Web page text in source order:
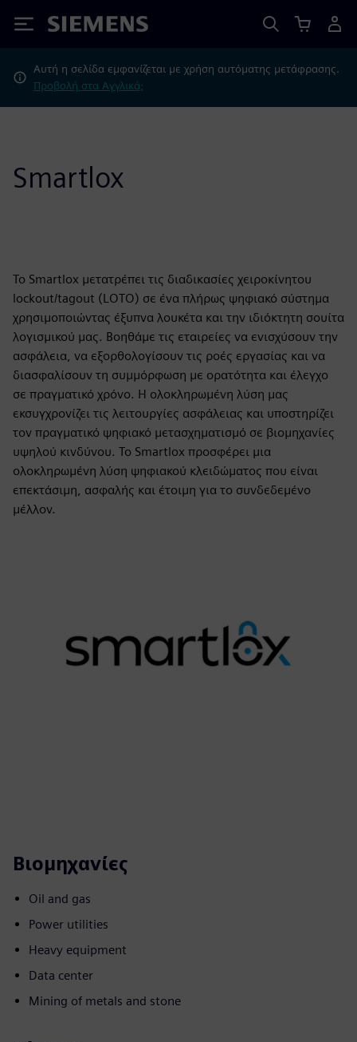
Siemens
Αυτή η σελίδα εμφανίζεται με χρήση αυτόματης μετάφρασης.
Προβολή στα Αγγλικά;
Smartlox
Το Smartlox μετατρέπει τις διαδικασίες χειροκίνητου
lockout/tagout (LOTO) σε ένα πλήρως ψηφιακό σύστημα
χρησιμοποιώντας έξυπνα λουκέτα και την ιδιόκτητη σουίτα
λογισμικού μας. Βοηθάμε τις εταιρείες να ενισχύσουν την
ασφάλεια, να εξορθολογίσουν τις ροές εργασίας και να
διασφαλίσουν τη συμμόρφωση με ορατότητα και έλεγχο
σε πραγματικό χρόνο. Η ολοκληρωμένη λύση μας
εκσυγχρονίζει τις λειτουργίες ασφάλειας και υποστηρίζει
τον πραγματικό ψηφιακό μετασχηματισμό σε βιομηχανίες
υψηλού κινδύνου. Το Smartlox προσφέρει μια
ολοκληρωμένη λύση ψηφιακού κλειδώματος που είναι
επεκτάσιμη, ασφαλής και έτοιμη για το συνδεδεμένο
μέλλον.
Βιομηχανίες
Oil and gas
Power utilities
Heavy equipment
Data center
Mining of metals and stone